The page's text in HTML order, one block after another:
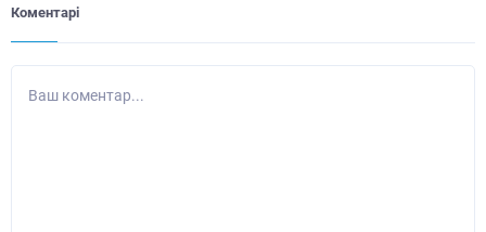
Коментарі
Ваш коментар...